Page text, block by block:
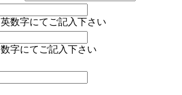
数字にてご記入下さい
字にてご記入下さい